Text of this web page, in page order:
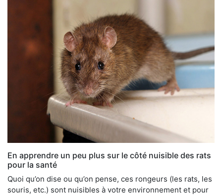
En apprendre un peu plus sur le côté nuisible des rats
pour la santé
Quoi qu’on dise ou qu’on pense, ces rongeurs (les rats, les
souris, etc.) sont nuisibles à votre environnement et pour